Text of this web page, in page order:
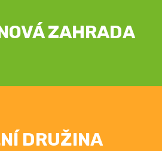
ZAHRADA
DRUŽINA